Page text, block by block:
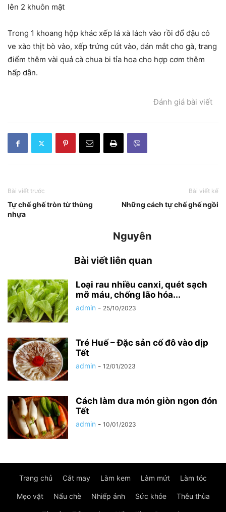
lên 2 khuôn mặt
Trong 1 khoang hộp khác xếp lá xà lách vào rồi đổ đậu cô
ve xào thịt bò vào, xếp trứng cút vào, dán mắt cho gà, trang
điểm thêm vài quả cà chua bi tỉa hoa cho hợp cơm thêm
hấp dẫn.
Đánh giá bài viết
Bài viết trước
Tự chế ghế tròn từ thùng
nhựa
Bài viết kế
Những cách tự chế ghế ngồi
Nguyên
Bài viết liên quan
Loại rau nhiều canxi, quét sạch
mỡ máu, chống lão hóa...
admin - 25/10/2023
Tré Huế – Đặc sản cố đô vào dịp
Tết
admin - 12/01/2023
Cách làm dưa món giòn ngon đón
Tết
admin - 10/01/2023
Trang chủ Cắt may Làm kem Làm mứt Làm tóc
Mẹo vặt Nấu chè Nhiếp ảnh Sức khỏe Thêu thùa